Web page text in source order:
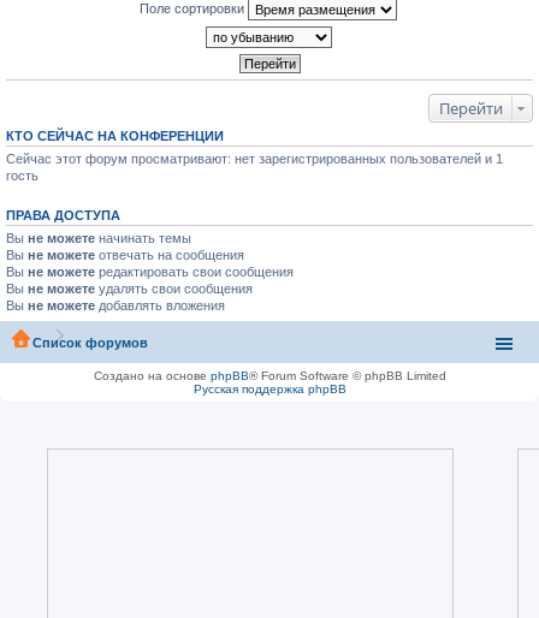
Поле сортировки
Перейти
КТО СЕЙЧАС НА КОНФЕРЕНЦИИ
Сейчас этот форум просматривают: нет зарегистрированных пользователей и 1
гость
ПРАВА ДОСТУПА
Вы не можете начинать темы
Вы не можете отвечать на сообщения
Вы не можете редактировать свои сообщения
Вы не можете удалять свои сообщения
Вы не можете добавлять вложения
Список форумов
Создано на основе phpBB® Forum Software © phpBB Limited
Русская поддержка phpBB